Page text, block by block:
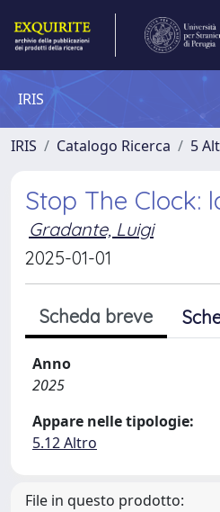
IRIS
IRIS Catalogo Ricerca 5
Stop The Clock:
Gradante, Luigi
2025-01-01
Scheda breve
Anno
2025
Appare nelle tipologie:
5.12 Altro
File in questo prodotto: